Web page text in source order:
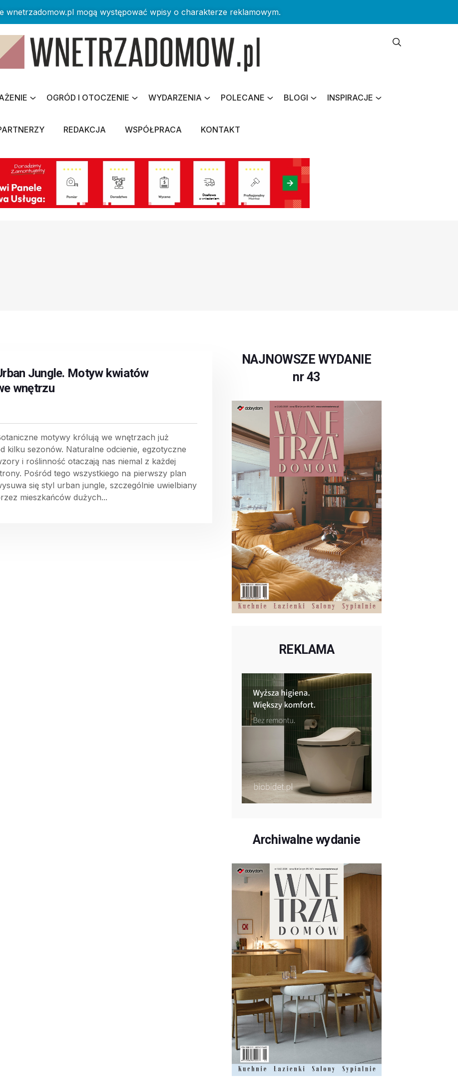
wnetrzadomow.pl mogą występować wpisy o charakterze reklamowym.
OGRÓD I OTOCZENIE WYDARZENIA POLECANE BLOGI INSPIRACJE
REDAKCJA WSPÓŁPRACA KONTAKT
Jungle. Motyw kwiatów
wnętrzu
motywy królują we wnętrzach już
kilku sezonów. Naturalne odcienie, egzotyczne
i roślinność otaczają nas niemal z każdej
Pośród tego wszystkiego na pierwszy plan
się styl urban jungle, szczególnie uwielbiany
mieszkańców dużych...
NAJNOWSZE WYDANIE
nr 43
REKLAMA
Archiwalne wydanie